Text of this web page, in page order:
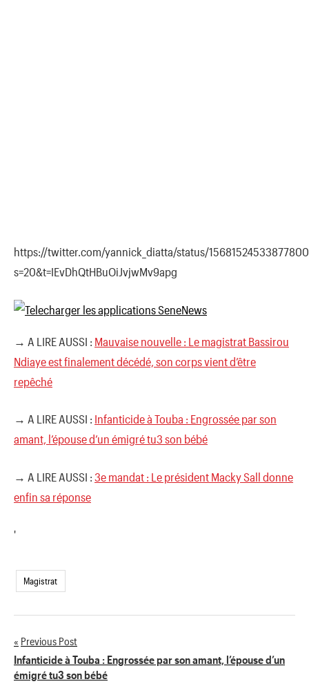
https://twitter.com/yannick_diatta/status/
s=20&t=IEvDhQtHBuOiJvjwMv9apg
→ A LIRE AUSSI : Mauvaise nouvelle : Le magistrat Bassirou
Ndiaye est finalement décédé, son corps vient d’être
repêché
→ A LIRE AUSSI : Infanticide à Touba : Engrossée par son
amant, l’épouse d’un émigré tu3 son bébé
→ A LIRE AUSSI : 3e mandat : Le président Macky Sall donne
enfin sa réponse
'
Magistrat
Navigation
de
Previous Post
Infanticide à Touba : Engrossée par son amant, l’épouse d’un
émigré tu3 son bébé